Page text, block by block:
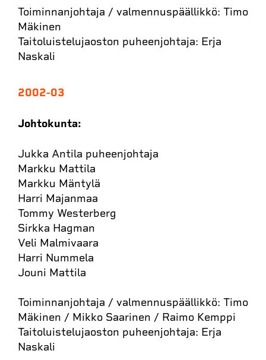
Toiminnanjohtaja / valmennuspäällikkö: Timo
Mäkinen
Taitoluistelujaoston puheenjohtaja: Erja
Naskali
2002-03
Johtokunta:
Jukka Antila puheenjohtaja
Markku Mattila
Markku Mäntylä
Harri Majanmaa
Tommy Westerberg
Sirkka Hagman
Veli Malmivaara
Harri Nummela
Jouni Mattila
Toiminnanjohtaja / valmennuspäällikkö: Timo
Mäkinen / Mikko Saarinen / Raimo Kemppi
Taitoluistelujaoston puheenjohtaja: Erja
Naskali